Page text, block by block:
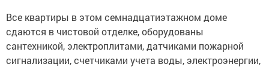
Все квартиры в этом семнадцатиэтажном доме
сдаются в чистовой отделке, оборудованы
сантехникой, электроплитами, датчиками пожарной
сигнализации, счетчиками учета воды, электроэнергии,